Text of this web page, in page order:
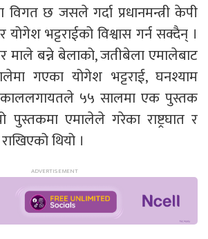
छ जसले गर्दा प्रधानमन्त्री केपी
भट्टराईको विश्वास गर्न सक्दैन् ।
माले बन्ने बेलाको, जतीबेला एमालेबाट
गएका योगेश भट्टराई, घनश्याम
५५ सालमा एक पुस्तक
एमालेले गरेका राष्ट्रघात र
थियो ।